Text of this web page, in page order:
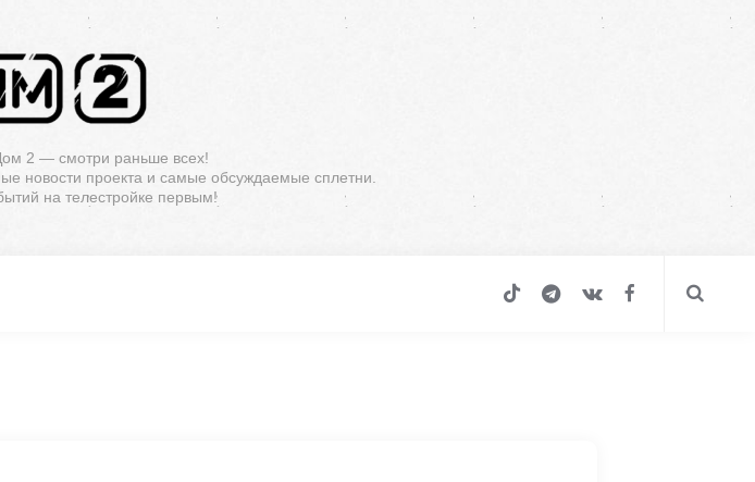
2 — смотри раньше всех!
новости проекта и самые обсуждаемые сплетни.
на телестройке первым!